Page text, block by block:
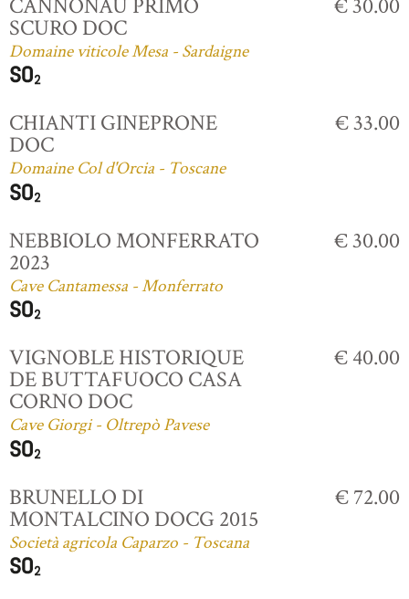
CANNONAU PRIMO
SCURO DOC
Domaine viticole Mesa - Sardaigne
€ 30.00
CHIANTI GINEPRONE
DOC
Domaine Col d'Orcia - Toscane
€ 33.00
NEBBIOLO MONFERRATO
2023
Cave Cantamessa - Monferrato
€ 30.00
VIGNOBLE HISTORIQUE
DE BUTTAFUOCO CASA
CORNO DOC
Cave Giorgi - Oltrepò Pavese
€ 40.00
BRUNELLO DI
MONTALCINO DOCG 2015
Società agricola Caparzo - Toscana
€ 72.00